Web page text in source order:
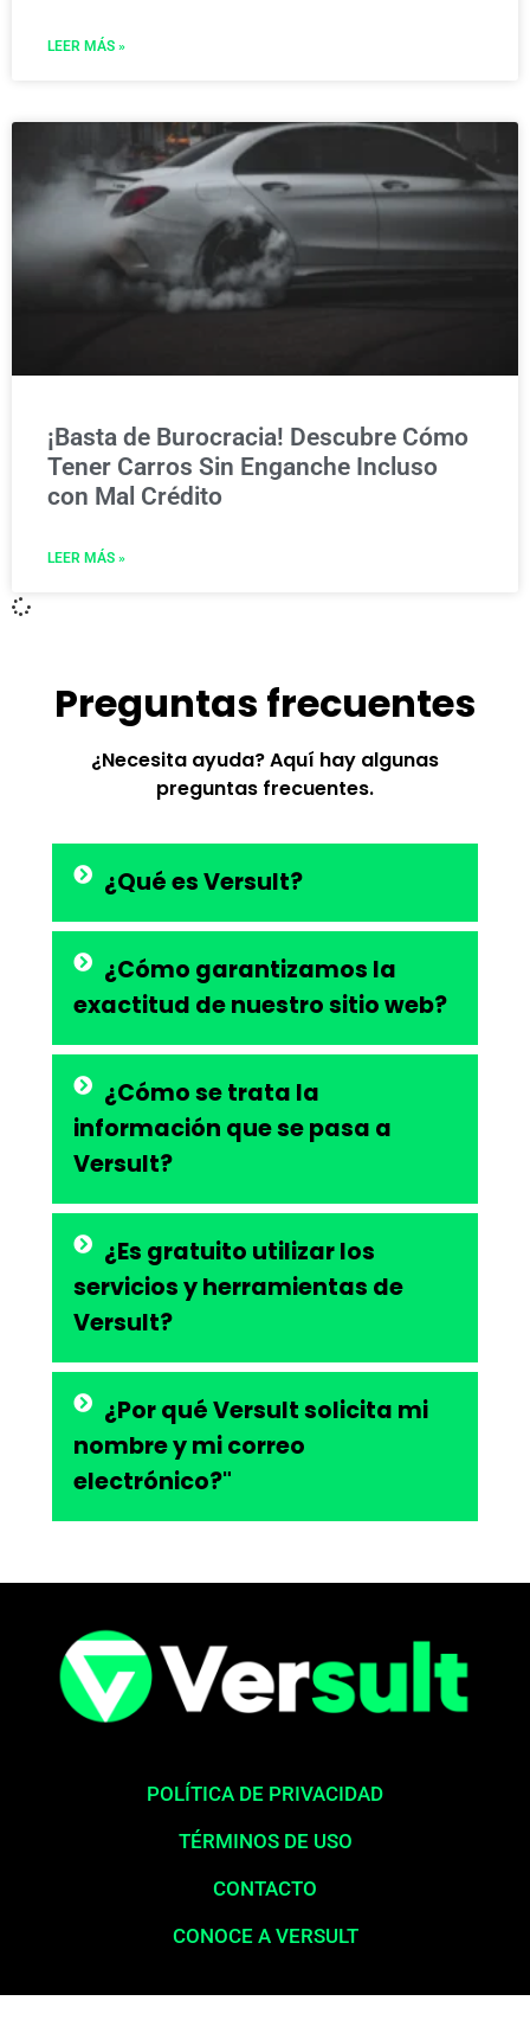
LEER MÁS »
¡Basta de Burocracia! Descubre Cómo
Tener Carros Sin Enganche Incluso
con Mal Crédito
LEER MÁS »
Preguntas frecuentes
¿Necesita ayuda? Aquí hay algunas
preguntas frecuentes.
¿Qué es Versult?
¿Cómo garantizamos la
exactitud de nuestro sitio web?
¿Cómo se trata la
información que se pasa a
Versult?
¿Es gratuito utilizar los
servicios y herramientas de
Versult?
¿Por qué Versult solicita mi
nombre y mi correo
electrónico?"
POLÍTICA DE PRIVACIDAD
TÉRMINOS DE USO
CONTACTO
CONOCE A VERSULT